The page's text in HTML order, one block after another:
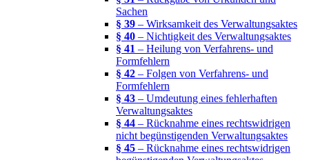
Sachen
§ 39 – Wirksamkeit des Verwaltungsaktes
§ 40 – Nichtigkeit des Verwaltungsaktes
§ 41 – Heilung von Verfahrens- und
Formfehlern
§ 42 – Folgen von Verfahrens- und
Formfehlern
§ 43 – Umdeutung eines fehlerhaften
Verwaltungsaktes
§ 44 – Rücknahme eines rechtswidrigen
nicht begünstigenden Verwaltungsaktes
§ 45 – Rücknahme eines rechtswidrigen